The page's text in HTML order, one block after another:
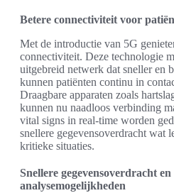
Betere connectiviteit voor
Met de introductie van 5G
connectiviteit. Deze technologie
uitgebreid netwerk dat sneller en
kunnen patiënten continu in
Draagbare apparaten zoals
kunnen nu naadloos verbinding
vital signs in real-time worden
snellere gegevensoverdracht wat
kritieke situaties.
Snellere gegevensoverdracht
analysemogelijkheden